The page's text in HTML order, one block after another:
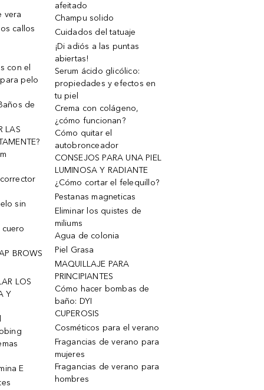
vera
callos
con el
pelo
de
LAS
sin
BROWS
LOS
Y
E
afeitado
Champu solido
Cuidados del tatuaje
¡Di adiós a las puntas
abiertas!
Serum ácido glicólico:
propiedades y efectos en
tu piel
Crema con colágeno,
¿cómo funcionan?
Cómo quitar el
autobronceador
CONSEJOS PARA UNA PIEL
LUMINOSA Y RADIANTE
¿Cómo cortar el felequillo?
Pestanas magneticas
Eliminar los quistes de
miliums
Agua de colonia
Piel Grasa
MAQUILLAJE PARA
PRINCIPIANTES
Cómo hacer bombas de
baño: DYI
CUPEROSIS
Cosméticos para el verano
Fragancias de verano para
mujeres
Fragancias de verano para
hombres